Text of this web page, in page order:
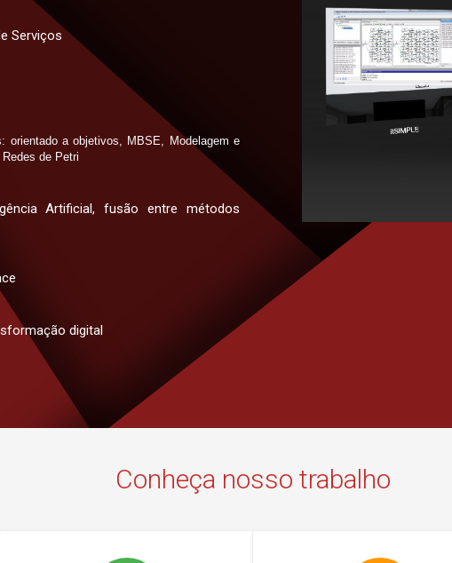
Serviços
orientado a objetivos, MBSE, Modelagem e
de Petri
Artificial, fusão entre métodos
digital
Conheça nosso trabalho